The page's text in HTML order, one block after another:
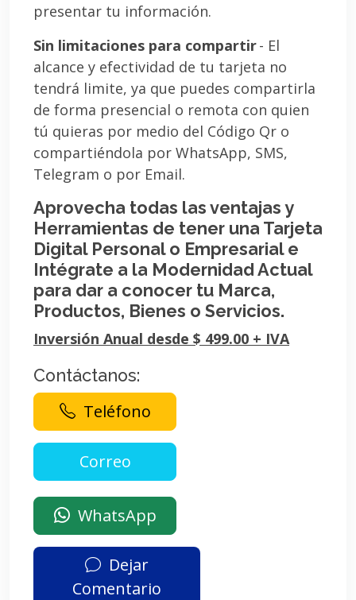
presentar tu información.
Sin limitaciones para compartir- El
alcance y efectividad de tu tarjeta no
tendrá limite, ya que puedes compartirla
de forma presencial o remota con quien
tú quieras por medio del Código Qr o
compartiéndola por WhatsApp, SMS,
Telegram o por Email.
Aprovecha todas las ventajas y
Herramientas de tener una Tarjeta
Digital Personal o Empresarial e
Intégrate a la Modernidad Actual
para dar a conocer tu Marca,
Productos, Bienes o Servicios.
Inversión Anual desde $ 499.00 + IVA
Contáctanos:
Teléfono
WhatsApp
Dejar
Comentario